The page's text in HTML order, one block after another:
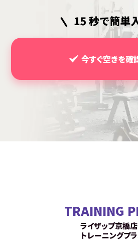
今すぐ空きを確
TRAINING
ライザップ京橋
トレーニングプ